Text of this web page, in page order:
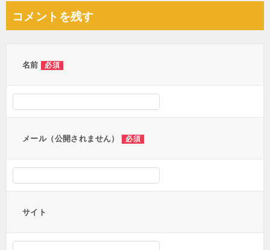
ビ
コメントを残す
名前 必須
メール（公開されません） 必須
サイト